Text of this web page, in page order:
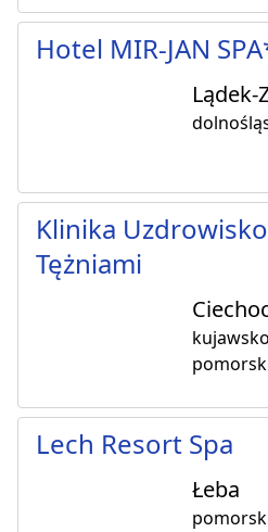
Hotel MIR-JAN
Lądek-
Klinika
Tężniami
Lech Resort Spa
Łeba